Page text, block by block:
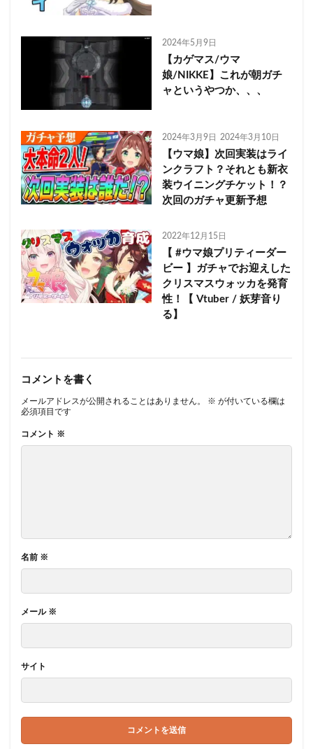
2024年5月9日
【カゲマス/ウマ
娘/NIKKE】これが朝ガチ
ャというやつか、、、
2024年3月9日 2024年3月10日
【ウマ娘】次回実装はライ
ンクラフト？それとも新衣
装ウイニングチケット！？
次回のガチャ更新予想
2022年12月15日
【 #ウマ娘プリティーダー
ビー 】ガチャでお迎えした
クリスマスウォッカを発育
性！【 Vtuber / 妖芽音り
る】
コメントを書く
メールアドレスが公開されることはありません。 ※ が付いている欄は
必須項目です
コメント ※
名前 ※
メール ※
サイト